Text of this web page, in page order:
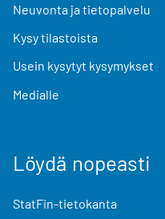
Neuvonta ja tietopalvelu
Kysy tilastoista
Usein kysytyt kysymykset
Medialle
Löydä nopeasti
StatFin-tietokanta